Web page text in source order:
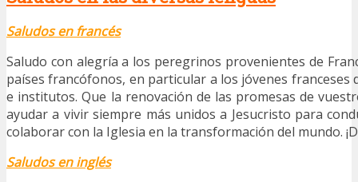
Saludos en francés
Saludo con alegría a los peregrinos provenientes de
países francófonos, en particular a los jóvenes franceses
e institutos. Que la renovación de las promesas de
ayudar a vivir siempre más unidos a Jesucristo para
colaborar con la Iglesia en la transformación del mundo.
Saludos en inglés